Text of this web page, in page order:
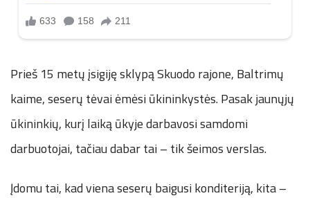
Prieš 15 metų įsigiję sklypą Skuodo rajone, Baltrimų
kaime, seserų tėvai ėmėsi ūkininkystės. Pasak jaunųjų
ūkininkių, kurį laiką ūkyje darbavosi samdomi
darbuotojai, tačiau dabar tai – tik šeimos verslas.
Įdomu tai, kad viena seserų baigusi konditeriją, kita –